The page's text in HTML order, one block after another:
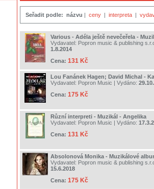
Seřadit podle: názvu | ceny | interpreta |
Various - Adéla ještě nevečeřela -
Vydavatel: Popron music & publishing
1.8.2014
Cena: 131 Kč
Lou Fanánek Hagen; David Michal -
Vydavatel: Popron Music | Vydáno:
Cena: 175 Kč
Různí interpreti - Muzikál - Angelika
Vydavatel: Popron Music | Vydáno:
Cena: 131 Kč
Absolonová Monika - Muzikálové
Vydavatel: Popron music & publishing
15.6.2018
Cena: 175 Kč